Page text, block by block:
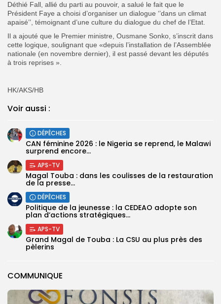
COMMUNIQUE
Déthié Fall, allié du parti au pouvoir, a salué le fait que le
Président Faye a choisi d’organiser un dialogue ‘’dans un climat
apaisé’’, témoignant d’une culture du dialogue du chef de l’Etat.
Il a ajouté que le Premier ministre, Ousmane Sonko, s’inscrit dans
cette logique, soulignant que «depuis l’installation de l’Assemblée
nationale (en novembre dernier), il est passé devant les députés
à trois reprises ».
HK/AKS/HB
Voir aussi :
DÉPÊCHES
‎CAN féminine 2026 : le Nigeria se reprend, le Malawi
surprend encore...
APS-TV
Magal Touba : dans les coulisses de la restauration
de la presse...
DÉPÊCHES
Politique de la jeunesse : la CEDEAO adopte son
plan d’actions stratégiques...
APS-TV
Grand Magal de Touba : La CSU au plus près des
pèlerins